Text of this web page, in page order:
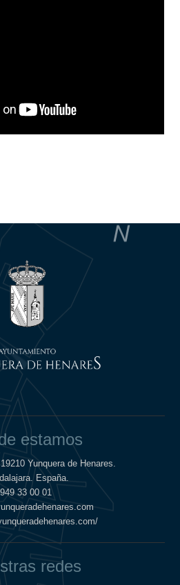
estamos
Yunquera de Henares.
España.
949 33 00 01
redes